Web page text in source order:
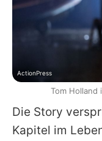
Die Story
Kapitel im
ActionPress
Tom Holland